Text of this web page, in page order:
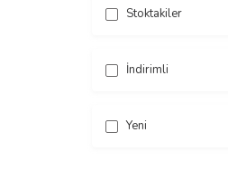
Stoktakiler
İndirimli
Yeni